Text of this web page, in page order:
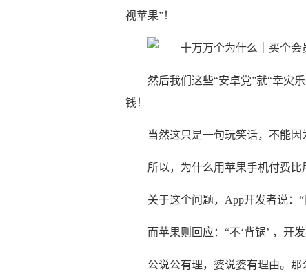
视苹果”！
然后我们这些“安卓党”就“幸灾
钱！
当然这只是一句玩笑话，不能因
所以，为什么用苹果手机付费比
关于这个问题，App开发者说：
而苹果则回应：“不‘背锅’ ，开
公说公有理，婆说婆有理由。那